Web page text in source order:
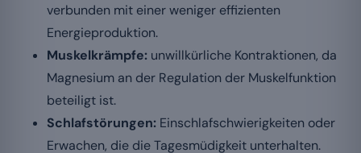
verbunden mit einer weniger effizienten
Energieproduktion.
Muskelkrämpfe: unwillkürliche Kontraktionen, da
Magnesium an der Regulation der Muskelfunktion
beteiligt ist.
Schlafstörungen: Einschlafschwierigkeiten oder
Erwachen, die die Tagesmüdigkeit unterhalten.